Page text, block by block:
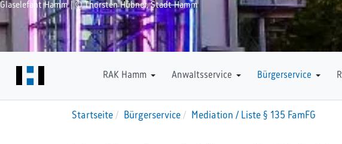
Glaselefant Hamm | © Thorsten Hübner, Stadt Hamm
RAK Hamm Anwaltsservice Bürgerservice
Downloads
Startseite Bürgerservice Mediation / Liste § 135 FamFG